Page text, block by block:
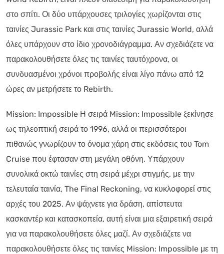
στο σπίτι. Οι δύο υπάρχουσες τριλογίες χωρίζονται στις
ταινίες Jurassic Park και στις ταινίες Jurassic World, αλλά
όλες υπάρχουν στο ίδιο χρονοδιάγραμμα. Αν σχεδιάζετε να
παρακολουθήσετε όλες τις ταινίες ταυτόχρονα, οι
συνδυασμένοι χρόνοι προβολής είναι λίγο πάνω από 12
ώρες αν μετρήσετε το Rebirth.
Mission: Impossible Η σειρά Mission: Impossible ξεκίνησε
ως τηλεοπτική σειρά το 1996, αλλά οι περισσότεροι
πιθανώς γνωρίζουν το όνομα χάρη στις εκδόσεις του Tom
Cruise που έφτασαν στη μεγάλη οθόνη. Υπάρχουν
συνολικά οκτώ ταινίες στη σειρά μέχρι στιγμής, με την
τελευταία ταινία, The Final Reckoning, να κυκλοφορεί στις
αρχές του 2025. Αν ψάχνετε για δράση, απίστευτα
κασκαντέρ και κατασκοπεία, αυτή είναι μια εξαιρετική σειρά
για να παρακολουθήσετε όλες μαζί. Αν σχεδιάζετε να
παρακολουθήσετε όλες τις ταινίες Mission: Impossible με τη